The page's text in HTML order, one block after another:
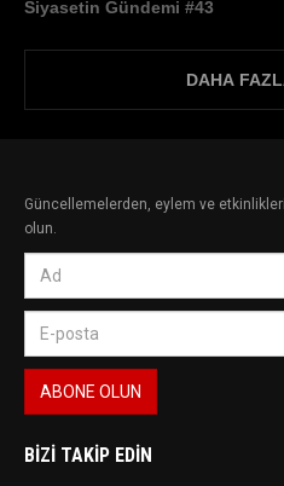
Siyasetin Gündemi #43
DAHA
Güncellemelerden, eylem ve
olun.
BIZI TAKIP EDIN